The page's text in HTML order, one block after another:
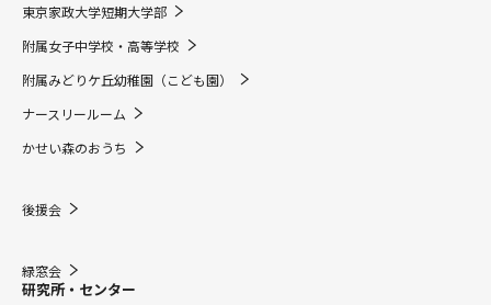
東京家政大学短期大学部
附属女子中学校・高等学校
附属みどりケ丘幼稚園（こども園）
ナースリールーム
かせい森のおうち
後援会
緑窓会
研究所・センター